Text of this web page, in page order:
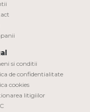
si conditii
de confidentialitate
cookies
litigiilor